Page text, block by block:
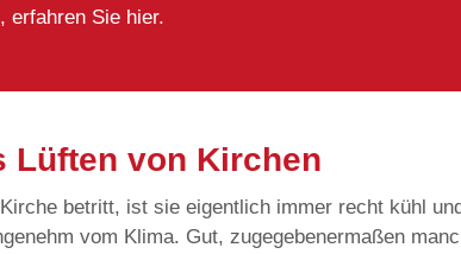
erfahren Sie hier.
Lüften von Kirchen
betritt, ist sie eigentlich immer recht kühl
vom Klima. Gut, zugegebenermaßen